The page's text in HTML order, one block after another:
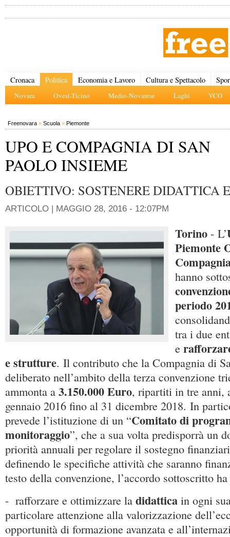
Cronaca Politica
Novara Ovest-Ticino Medio-Novarese Laghi VCO
Economia e Lavoro Cultura e Spettacolo
Freenovara » Scuola » Piemonte
UPO E COMPAGNIA DI SAN
PAOLO INSIEME
OBIETTIVO: SOSTENERE DIDATTICA
ARTICOLO | MAGGIO 28, 2016 - 12:07PM
Torino - L’
Piemonte
hanno
periodo
tra i due
e
e strutture. Il contributo che la Compagnia di
deliberato nell’ambito della terza convenzione
ammonta a 3.150.000 Euro, ripartiti in tre anni,
gennaio 2016 fino al 31 dicembre 2018. In
prevede l’istituzione di un “Comitato di
monitoraggio”, che a sua volta predisporrà un
priorità annuali per regolare il sostegno
definendo le specifiche attività che saranno
testo della convenzione, l’accordo sottoscritto
- rafforzare e ottimizzare la didattica in ogni
particolare attenzione alla valorizzazione
opportunità di formazione avanzata e